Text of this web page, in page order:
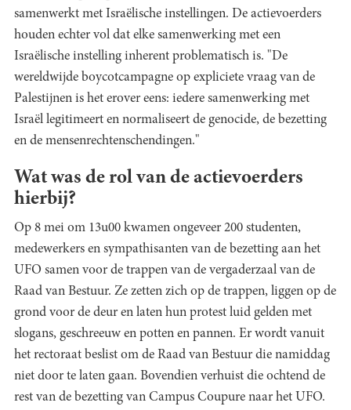
samenwerkt met Israëlische instellingen. De actievoerders
houden echter vol dat elke samenwerking met een
Israëlische instelling inherent problematisch is. "De
wereldwijde boycotcampagne op expliciete vraag van de
Palestijnen is het erover eens: iedere samenwerking met
Israël legitimeert en normaliseert de genocide, de bezetting
en de mensenrechtenschendingen."
Wat was de rol van de actievoerders
hierbij?
Op 8 mei om 13u00 kwamen ongeveer 200 studenten,
medewerkers en sympathisanten van de bezetting aan het
UFO samen voor de trappen van de vergaderzaal van de
Raad van Bestuur. Ze zetten zich op de trappen, liggen op de
grond voor de deur en laten hun protest luid gelden met
slogans, geschreeuw en potten en pannen. Er wordt vanuit
het rectoraat beslist om de Raad van Bestuur die namiddag
niet door te laten gaan. Bovendien verhuist die ochtend de
rest van de bezetting van Campus Coupure naar het UFO.